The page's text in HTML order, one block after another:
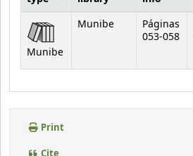
Holdings
Munibe
Munibe
Páginas
053-058
Print
Cite